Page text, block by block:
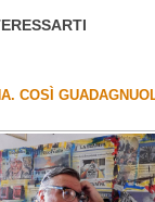
COSÌ